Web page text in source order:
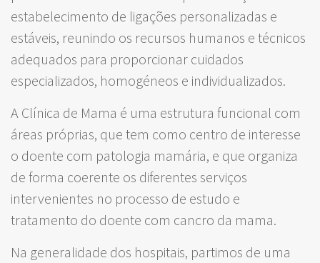
estabelecimento de ligações personalizadas e
estáveis, reunindo os recursos humanos e técnicos
adequados para proporcionar cuidados
especializados, homogéneos e individualizados.
A Clínica de Mama é uma estrutura funcional com
áreas próprias, que tem como centro de interesse
o doente com patologia mamária, e que organiza
de forma coerente os diferentes serviços
intervenientes no processo de estudo e
tratamento do doente com cancro da mama.
Na generalidade dos hospitais, partimos de uma